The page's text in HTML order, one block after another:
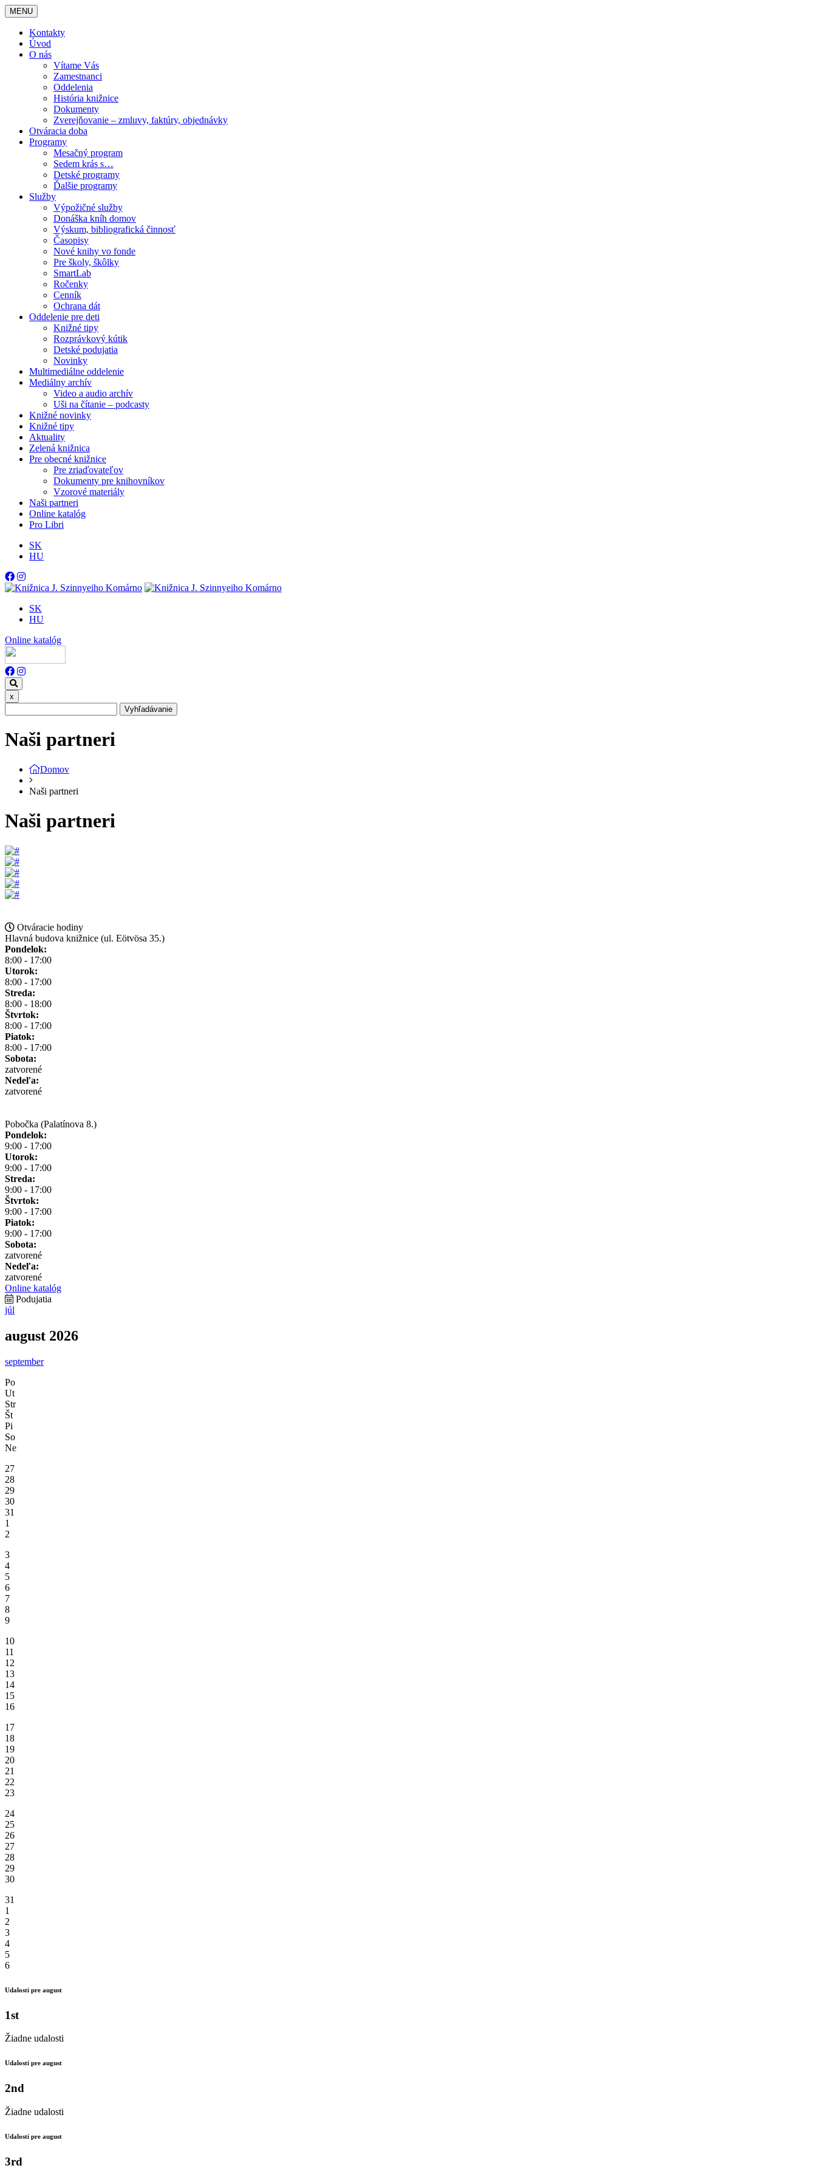
MENU
Kontakty
Úvod
O nás
Vítame Vás
Zamestnanci
Oddelenia
História knižnice
Dokumenty
Zverejňovanie – zmluvy, faktúry, objednávky
Otváracia doba
Programy
Mesačný program
Sedem krás s…
Detské programy
Ďalšie programy
Služby
Výpožičné služby
Donáška kníh domov
Výskum, bibliografická činnosť
Časopisy
Nové knihy vo fonde
Pre školy, škôlky
SmartLab
Ročenky
Cenník
Ochrana dát
Oddelenie pre deti
Knižné tipy
Rozprávkový kútik
Detské podujatia
Novinky
Multimediálne oddelenie
Mediálny archív
Video a audio archív
Uši na čítanie – podcasty
Knižné novinky
Knižné tipy
Aktuality
Zelená knižnica
Pre obecné knižnice
Pre zriaďovateľov
Dokumenty pre knihovníkov
Vzorové materiály
Naši partneri
Online katalóg
Pro Libri
SK
HU
SK
HU
Online katalóg
x
Vyhľadávanie
Naši partneri
Domov
Naši partneri
Naši partneri
Otváracie hodiny
Hlavná budova knižnice (ul. Eötvösa 35.)
Pondelok:
8:00 - 17:00
Utorok:
8:00 - 17:00
Streda:
8:00 - 18:00
Štvrtok:
8:00 - 17:00
Piatok:
8:00 - 17:00
Sobota:
zatvorené
Nedeľa:
zatvorené
Pobočka (Palatínova 8.)
Pondelok:
9:00 - 17:00
Utorok:
9:00 - 17:00
Streda:
9:00 - 17:00
Štvrtok:
9:00 - 17:00
Piatok:
9:00 - 17:00
Sobota:
zatvorené
Nedeľa:
zatvorené
Online katalóg
Podujatia
júl
august 2026
september
Po
Ut
Str
Št
Pi
So
Ne
27
28
29
30
31
1
2
3
4
5
6
7
8
9
10
11
12
13
14
15
16
17
18
19
20
21
22
23
24
25
26
27
28
29
30
31
1
2
3
4
5
6
Udalosti pre august
1st
Žiadne udalosti
Udalosti pre august
2nd
Žiadne udalosti
Udalosti pre august
3rd